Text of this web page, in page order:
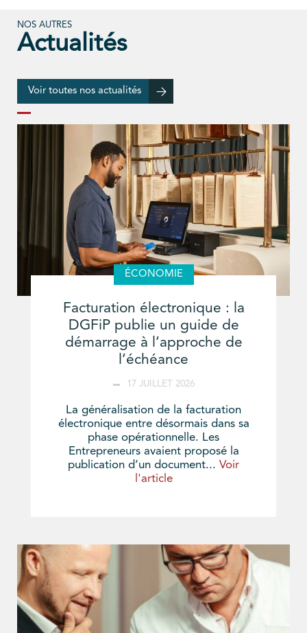
NOS AUTRES
Actualités
Voir toutes nos actualités
ÉCONOMIE
Facturation électronique : la
DGFiP publie un guide de
démarrage à l’approche de
l’échéance
17 JUILLET 2026
La généralisation de la facturation
électronique entre désormais dans sa
phase opérationnelle. Les
Entrepreneurs avaient proposé la
publication d’un document... Voir
l'article